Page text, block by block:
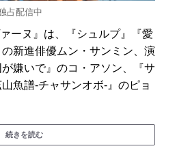
占配信中
ーヌ』は、『シュルプ』『愛
新進俳優ムン・サンミン、演
嫌いで』のコ・アソン、『サ
魚譜-チャサンオボ-』のピョ
続きを読む